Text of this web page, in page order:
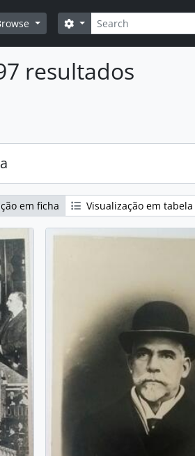
Buscar
Opções de busca
resultados
em ficha Visualização em tabela